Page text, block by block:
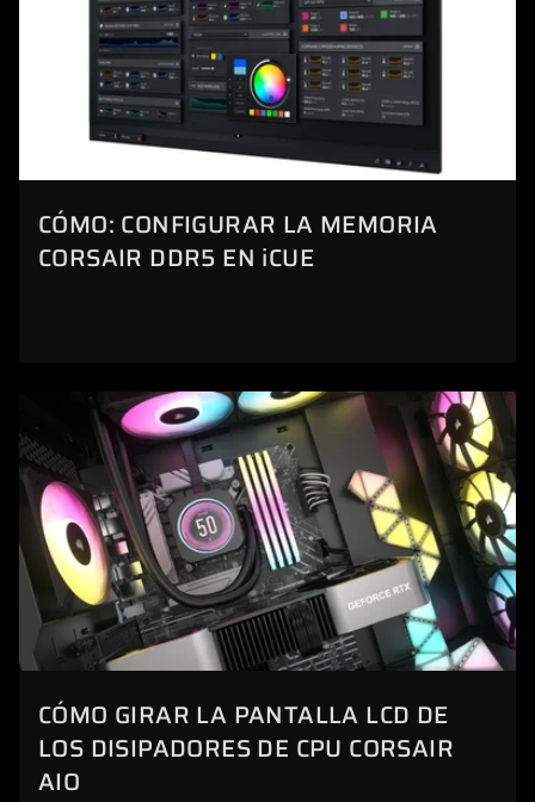
CÓMO: CONFIGURAR LA MEMORIA
CORSAIR DDR5 EN iCUE
CÓMO GIRAR LA PANTALLA LCD DE
LOS DISIPADORES DE CPU CORSAIR
AIO